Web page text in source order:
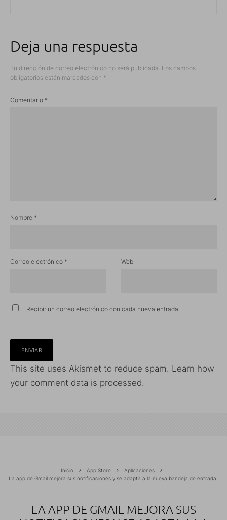
Deja una respuesta
Tu dirección de correo electrónico no será publicada. Los campos
obligatorios están marcados con *
Comentario *
Nombre *
Correo electrónico * Web
Recibir un correo electrónico con cada nueva entrada.
This site uses Akismet to reduce spam. Learn how
your comment data is processed.
Inicio App Store
Aplicaciones
La app de Gmail mejora sus notificaciones y se adapta a la nueva bandeja de entrada
LA APP DE GMAIL MEJORA SUS